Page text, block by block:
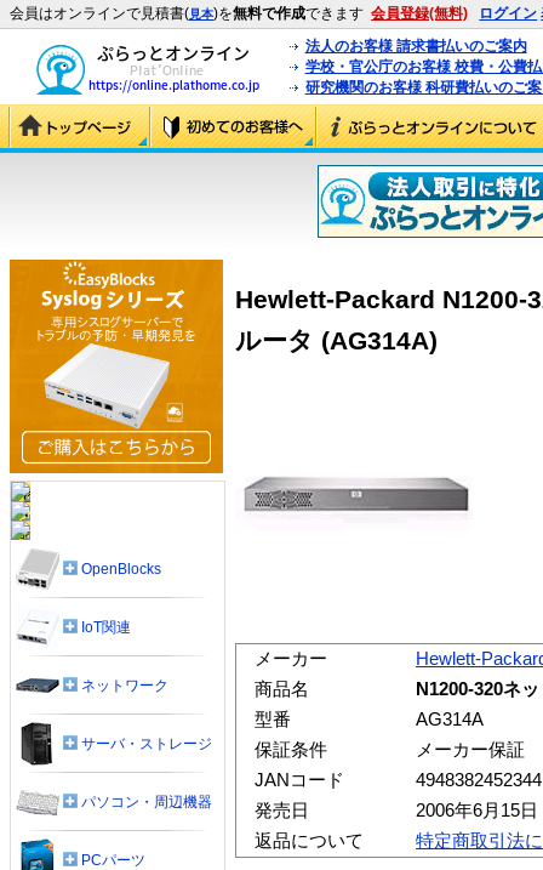
会員はオンラインで見積書(見本)を無料で作成できます 会員登録(無料) ログイン
法人のお客様 請求書払いのご案内
学校・官公庁のお客様 校費・公費
研究機関のお客様 科研費払いのご
Hewlett-Packard N1200-
ルータ (AG314A)
メーカー
Hewlett-
商品名
N1200-320ネ
型番
AG314A
保証条件
メーカー保証
JANコード
4948382452344
発売日
2006年6月15日
返品について
特定商取引法
OpenBlocks
IoT関連
ネットワーク
サーバ・ストレージ
パソコン・周辺機器
PCパーツ